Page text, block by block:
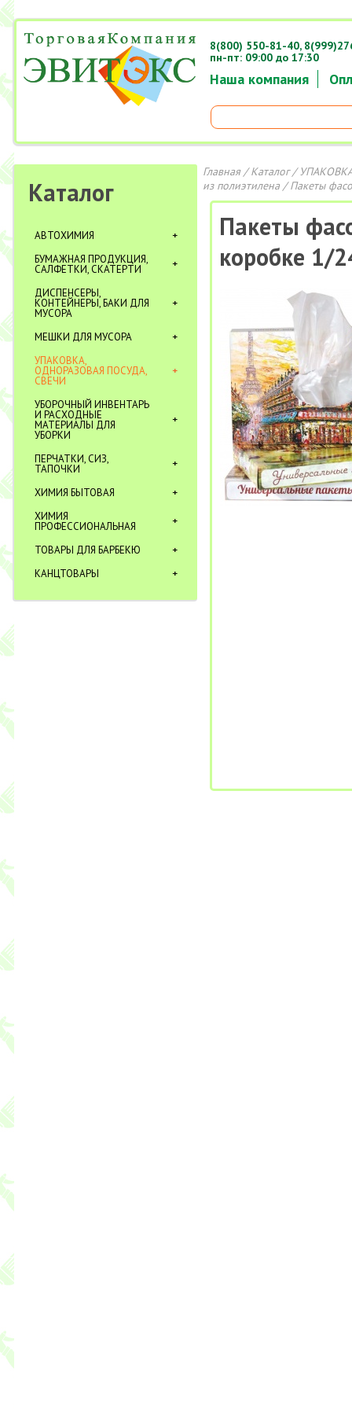
Наша компания
8(800) 550-81-40,
пн-пт: 09:00 до 17:30
Каталог
АВТОХИМИЯ
БУМАЖНАЯ ПРОДУКЦИЯ,
САЛФЕТКИ, СКАТЕРТИ
ДИСПЕНСЕРЫ,
КОНТЕЙНЕРЫ, БАКИ ДЛЯ
МУСОРА
МЕШКИ ДЛЯ МУСОРА
УПАКОВКА,
ОДНОРАЗОВАЯ ПОСУДА,
СВЕЧИ
УБОРОЧНЫЙ ИНВЕНТАРЬ
И РАСХОДНЫЕ
МАТЕРИАЛЫ ДЛЯ
УБОРКИ
ПЕРЧАТКИ, СИЗ,
ТАПОЧКИ
ХИМИЯ БЫТОВАЯ
ХИМИЯ
ПРОФЕССИОНАЛЬНАЯ
ТОВАРЫ ДЛЯ БАРБЕКЮ
КАНЦТОВАРЫ
Главная/Каталог/
из полиэтилена / Пакеты
Пакеты
коробке 1/